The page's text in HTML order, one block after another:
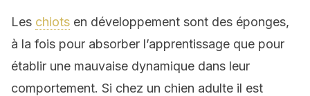
Les chiots en développement sont des éponges,
à la fois pour absorber l’apprentissage que pour
établir une mauvaise dynamique dans leur
comportement. Si chez un chien adulte il est